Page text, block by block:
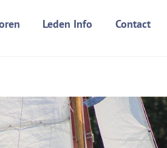
Leden Info Contact